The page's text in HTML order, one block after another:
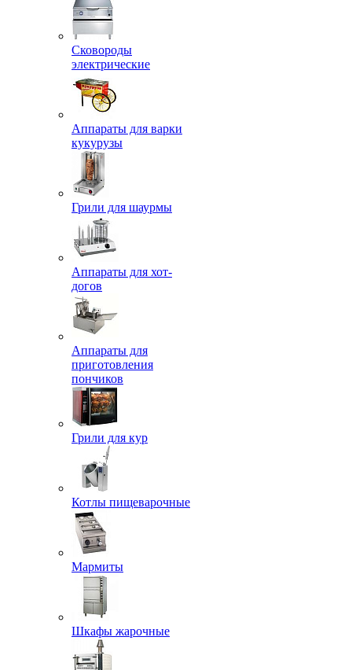
Сковороды
электрические
Аппараты для варки
кукурузы
Грили для шаурмы
Аппараты для хот-
догов
Аппараты для
приготовления
пончиков
Грили для кур
Котлы пищеварочные
Мармиты
Шкафы жарочные